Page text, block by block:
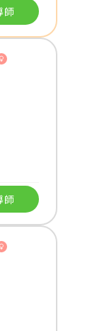
師
師